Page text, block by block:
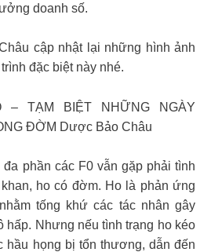
doanh số.
cập nhật lại những hình ảnh
đặc biệt này nhé.
– TẠM BIỆT NHỮNG NGÀY
ĐỜM Dược Bảo Châu
phần các F0 vẫn gặp phải tình
ho có đờm. Ho là phản ứng
tống khứ các tác nhân gây
hấp. Nhưng nếu tình trạng ho kéo
hầu họng bị tổn thương, dẫn đến